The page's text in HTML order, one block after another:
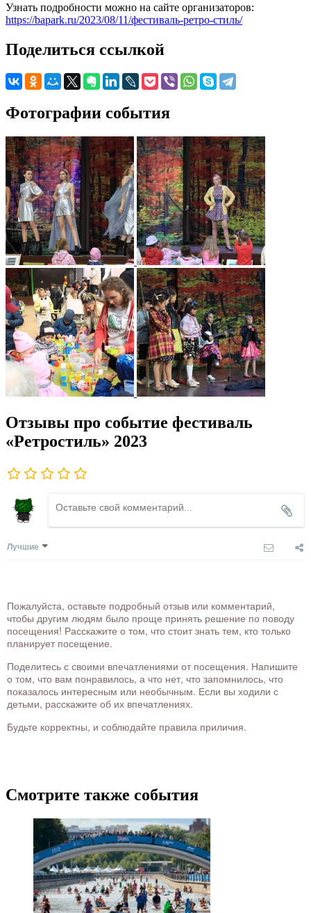
Узнать подробности можно на сайте организаторов:
https://bapark.ru/2023/08/11/фестиваль-ретро-стиль/
Поделиться ссылкой
Фотографии события
Отзывы про событие фестиваль
«Ретростиль» 2023
Лучшие
Пожалуйста, оставьте подробный отзыв или комментарий,
чтобы другим людям было проще принять решение по поводу
посещения! Расскажите о том, что стоит знать тем, кто только
планирует посещение.
Поделитесь с своими впечатлениями от посещения. Напишите
о том, что вам понравилось, а что нет, что запомнилось, что
показалось интересным или необычным. Если вы ходили с
детьми, расскажите об их впечатлениях.
Будьте корректны, и соблюдайте правила приличия.
Смотрите также события